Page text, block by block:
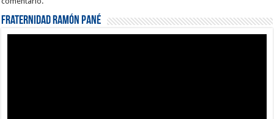
Fraternidad Ramón Pané